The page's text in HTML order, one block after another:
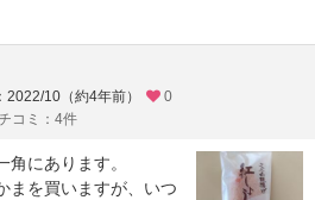
2022/10（約4年前）
0
コミ：4件
にあります。
まを買いますが、いつ